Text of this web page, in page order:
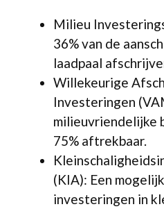
Milieu
36% van de
laadpaal
Willekeurige
Investeringen
milieuvriendelijke
75% aftrekbaar.
(KIA): Een
investeringen in